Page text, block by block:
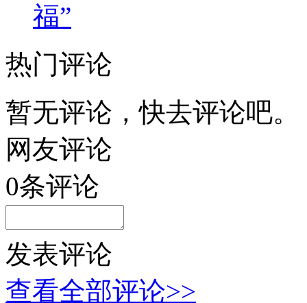
福”
热门评论
暂无评论，快去评论吧。
网友评论
0条评论
发表评论
查看全部评论>>